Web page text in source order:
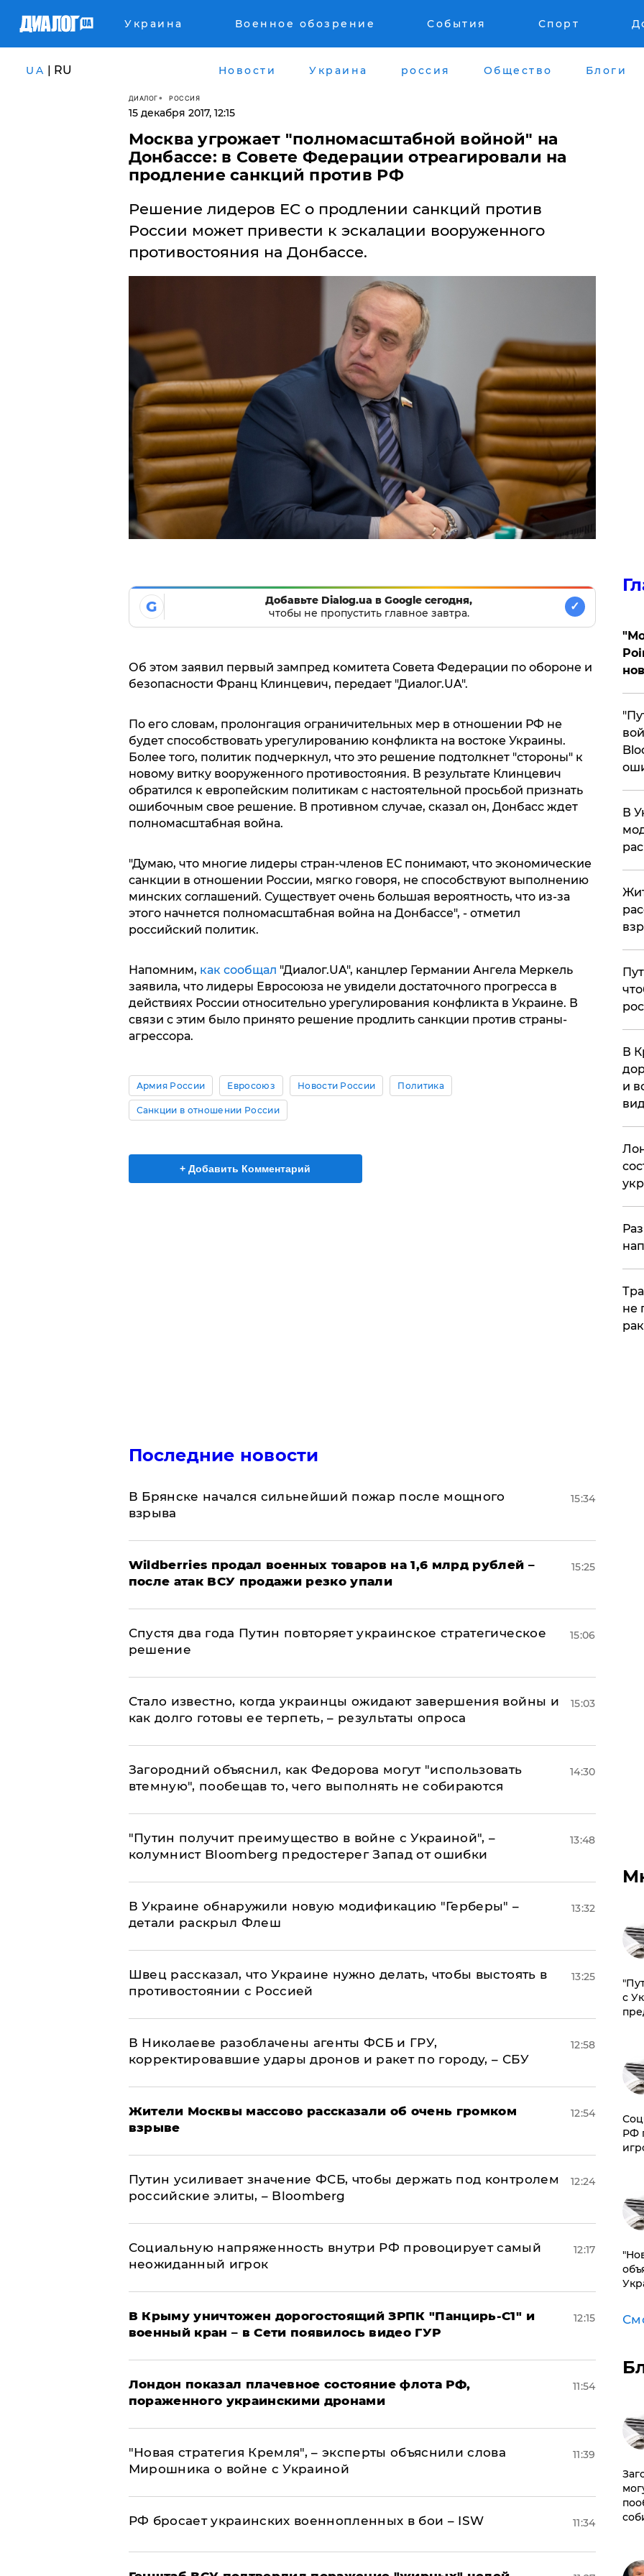
Украина Военное обозрение События Спорт
UA | RU Новости Украина россия Общество Блоги
ДИАЛОГ РОССИЯ
15 декабря 2017, 12:15
Москва угрожает "полномасштабной войной" на
Донбассе: в Совете Федерации отреагировали на
продление санкций против РФ
Решение лидеров ЕС о продлении санкций против
России может привести к эскалации вооруженного
противостояния на Донбассе.
G
Добавьте Dialog.ua в Google сегодня,
чтобы не пропустить главное завтра.
✓
Об этом заявил первый зампред комитета Совета Федерации по обороне и
безопасности Франц Клинцевич, передает "Диалог.UA".
По его словам, пролонгация ограничительных мер в отношении РФ не
будет способствовать урегулированию конфликта на востоке Украины.
Более того, политик подчеркнул, что это решение подтолкнет "стороны" к
новому витку вооруженного противостояния. В результате Клинцевич
обратился к европейским политикам с настоятельной просьбой признать
ошибочным свое решение. В противном случае, сказал он, Донбасс ждет
полномасштабная война.
"Думаю, что многие лидеры стран-членов ЕС понимают, что экономические
санкции в отношении России, мягко говоря, не способствуют выполнению
минских соглашений. Существует очень большая вероятность, что из-за
этого начнется полномасштабная война на Донбассе", - отметил
российский политик.
Напомним, как сообщал "Диалог.UA", канцлер Германии Ангела Меркель
заявила, что лидеры Евросоюза не увидели достаточного прогресса в
действиях России относительно урегулирования конфликта в Украине. В
связи с этим было принято решение продлить санкции против страны-
агрессора.
Армия России Евросоюз Новости России Политика
Санкции в отношении России
+ Добавить Комментарий
Последние новости
В Брянске начался сильнейший пожар после мощного
взрыва
15:34
​Wildberries продал военных товаров на 1,6 млрд рублей –
после атак ВСУ продажи резко упали
15:25
Спустя два года Путин повторяет украинское стратегическое
решение
15:06
Стало известно, когда украинцы ожидают завершения войны и
как долго готовы ее терпеть, – результаты опроса
15:03
Загородний объяснил, как Федорова могут "использовать
втемную", пообещав то, чего выполнять не собираются
14:30
"Путин получит преимущество в войне с Украиной", –
колумнист Bloomberg предостерег Запад от ошибки
13:48
В Украине обнаружили новую модификацию "Герберы" –
детали раскрыл Флеш
13:32
Швец рассказал, что Украине нужно делать, чтобы выстоять в
противостоянии с Россией
13:25
В Николаеве разоблачены агенты ФСБ и ГРУ,
корректировавшие удары дронов и ракет по городу, – СБУ
12:58
Жители Москвы массово рассказали об очень громком
взрыве
12:54
Путин усиливает значение ФСБ, чтобы держать под контролем
российские элиты, – Bloomberg
12:24
Социальную напряженность внутри РФ провоцирует самый
неожиданный игрок
12:17
В Крыму уничтожен дорогостоящий ЗРПК "Панцирь-С1" и
военный кран – в Сети появилось видео ГУР
12:15
Лондон показал плачевное состояние флота РФ,
пораженного украинскими дронами
11:54
"Новая стратегия Кремля", – эксперты объяснили слова
Мирошника о войне с Украиной
11:39
РФ бросает украинских военнопленных в бои – ISW 11:34
В
В
и
не
с
РФ